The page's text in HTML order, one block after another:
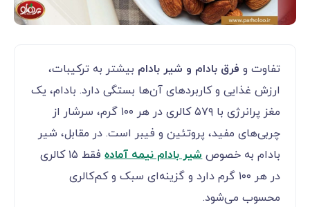
تفاوت و فرق بادام و شیر بادام بیشتر به ترکیبات،
ارزش غذایی و کاربردهای آن‌ها بستگی دارد. بادام، یک
مغز پرانرژی با ۵۷۹ کالری در هر ۱۰۰ گرم، سرشار از
چربی‌های مفید، پروتئین و فیبر است. در مقابل، شیر
بادام به خصوصشیر بادام نیمه آماده
فقط ۱۵ کالری
در هر ۱۰۰ گرم دارد و گزینه‌ای سبک و کم‌کالری
محسوب می‌شود.